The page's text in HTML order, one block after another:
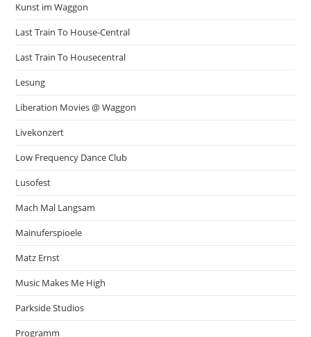
Kunst im Waggon
Last Train To House-Central
Last Train To Housecentral
Lesung
Liberation Movies @ Waggon
Livekonzert
Low Frequency Dance Club
Lusofest
Mach Mal Langsam
Mainuferspioele
Matz Ernst
Music Makes Me High
Parkside Studios
Programm